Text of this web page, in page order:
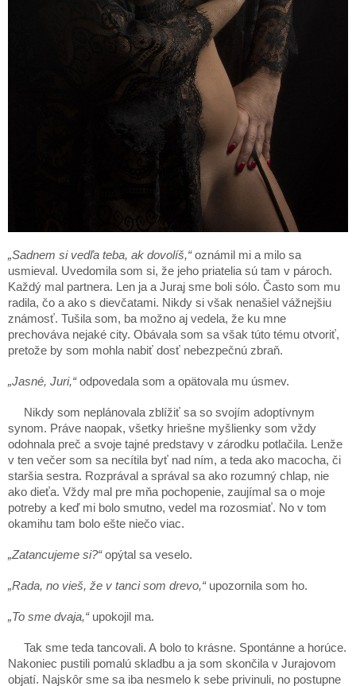
„Sadnem si vedľa teba, ak dovolíš,“oznámil mi a milo sa
usmieval. Uvedomila som si, že jeho priatelia sú tam v pároch.
Každý mal partnera. Len ja a Juraj sme boli sólo. Často som mu
radila, čo a ako s dievčatami. Nikdy si však nenašiel vážnejšiu
známosť. Tušila som, ba možno aj vedela, že ku mne
prechováva nejaké city. Obávala som sa však túto tému otvoriť,
pretože by som mohla nabiť dosť nebezpečnú zbraň.
„Jasné, Juri,“odpovedala som a opätovala mu úsmev.
Nikdy som neplánovala zblížiť sa so svojím adoptívnym
synom. Práve naopak, všetky hriešne myšlienky som vždy
odohnala preč a svoje tajné predstavy v zárodku potlačila. Lenže
v ten večer som sa necítila byť nad ním, a teda ako macocha, či
staršia sestra. Rozprával a správal sa ako rozumný chlap, nie
ako dieťa. Vždy mal pre mňa pochopenie, zaujímal sa o moje
potreby a keď mi bolo smutno, vedel ma rozosmiať. No v tom
okamihu tam bolo ešte niečo viac.
„Zatancujeme si?“opýtal sa veselo.
„Rada, no vieš, že v tanci som drevo,“upozornila som ho.
„To sme dvaja,“upokojil ma.
Tak sme teda tancovali. A bolo to krásne. Spontánne a horúce.
Nakoniec pustili pomalú skladbu a ja som skončila v Jurajovom
objatí. Najskôr sme sa iba nesmelo k sebe privinuli, no postupne